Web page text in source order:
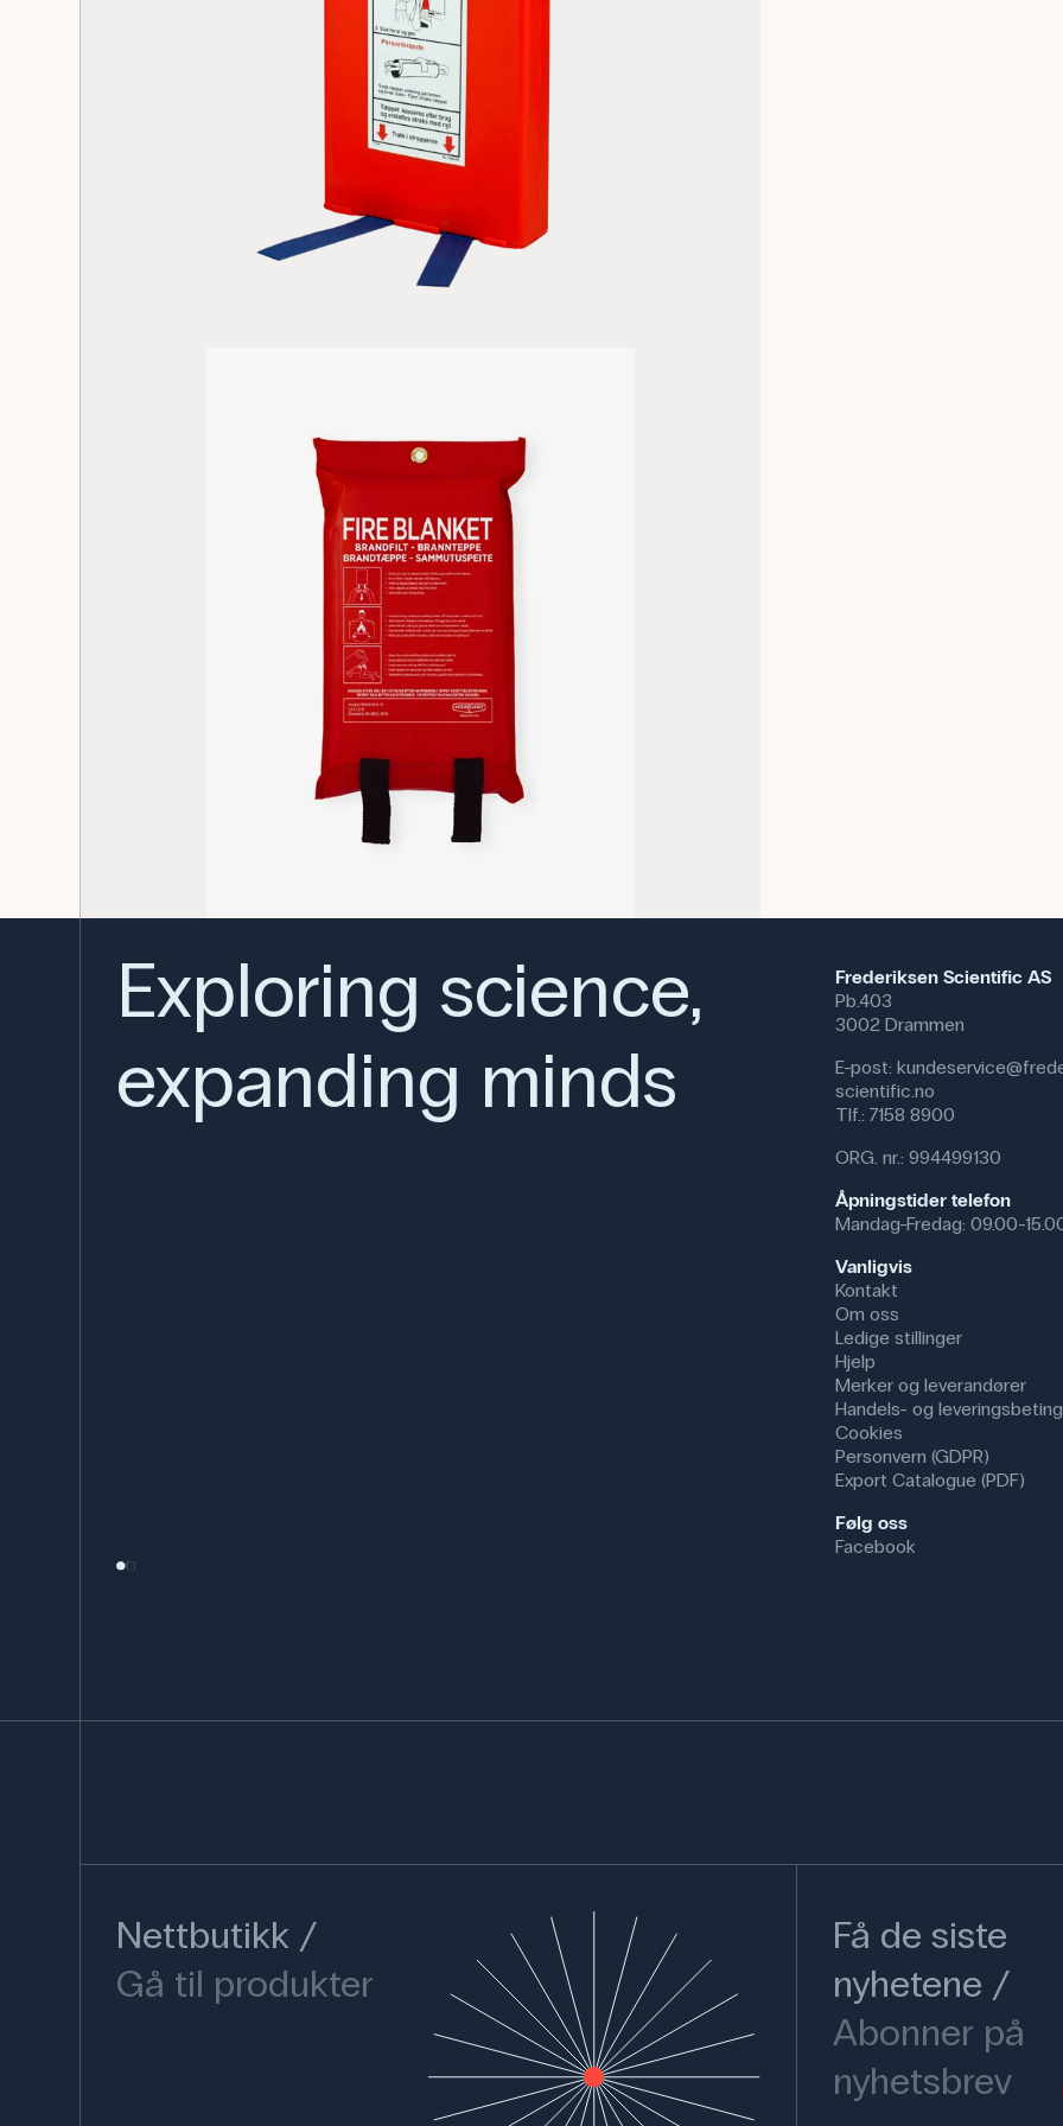
Exploring science,
expanding minds
Frederiksen Scientific AS
Pb.403
3002 Drammen
E-post:
scientific.no
Tlf.: 7158 8900
ORG. nr.: 994499130
Åpningstider telefon
Mandag-Fredag: 09.00-
Vanligvis
Kontakt
Om oss
Ledige stillinger
Hjelp
Merker og leverandører
Handels- og
Cookies
Personvern (GDPR)
Export Catalogue (PDF)
Følg oss
Facebook
Nettbutikk
Gå til produkter
Få de siste
nyhetene
Abonner på
nyhetsbrev